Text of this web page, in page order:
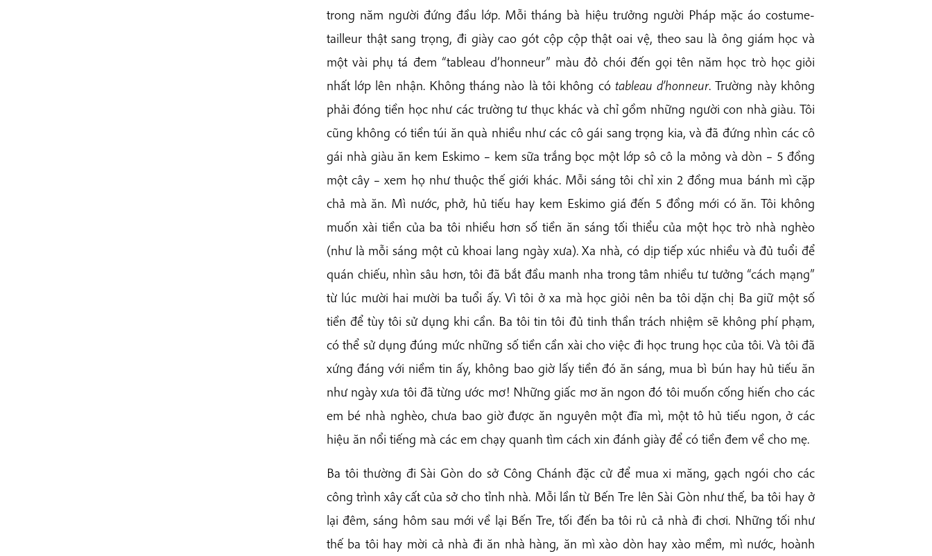
trong năm người đứng đầu lớp. Mỗi tháng bà hiệu trưởng người Pháp mặc áo costume-
tailleur thật sang trọng, đi giày cao gót cộp cộp thật oai vệ, theo sau là ông giám học và
một vài phụ tá đem “tableau d’honneur” màu đỏ chói đến gọi tên năm học trò học giỏi
nhất lớp lên nhận. Không tháng nào là tôi không cótableau d’honneur. Trường này không
phải đóng tiền học như các trường tư thục khác và chỉ gồm những người con nhà giàu. Tôi
cũng không có tiền túi ăn quà nhiều như các cô gái sang trọng kia, và đã đứng nhìn các cô
gái nhà giàu ăn kem Eskimo – kem sữa trắng bọc một lớp sô cô la mỏng và dòn – 5 đồng
một cây – xem họ như thuộc thế giới khác. Mỗi sáng tôi chỉ xin 2 đồng mua bánh mì cặp
chả mà ăn. Mì nước, phở, hủ tiếu hay kem Eskimo giá đến 5 đồng mới có ăn. Tôi không
muốn xài tiền của ba tôi nhiều hơn số tiền ăn sáng tối thiểu của một học trò nhà nghèo
(như là mỗi sáng một củ khoai lang ngày xưa). Xa nhà, có dịp tiếp xúc nhiều và đủ tuổi để
quán chiếu, nhìn sâu hơn, tôi đã bắt đầu manh nha trong tâm nhiều tư tưởng “cách mạng”
từ lúc mười hai mười ba tuổi ấy. Vì tôi ở xa mà học giỏi nên ba tôi dặn chị Ba giữ một số
tiền để tùy tôi sử dụng khi cần. Ba tôi tin tôi đủ tinh thần trách nhiệm sẽ không phí phạm,
có thể sử dụng đúng mức những số tiền cần xài cho việc đi học trung học của tôi. Và tôi đã
xứng đáng với niềm tin ấy, không bao giờ lấy tiền đó ăn sáng, mua bì bún hay hủ tiếu ăn
như ngày xưa tôi đã từng ước mơ! Những giấc mơ ăn ngon đó tôi muốn cống hiến cho các
em bé nhà nghèo, chưa bao giờ được ăn nguyên một đĩa mì, một tô hủ tiếu ngon, ở các
hiệu ăn nổi tiếng mà các em chạy quanh tìm cách xin đánh giày để có tiền đem về cho mẹ.
Ba tôi thường đi Sài Gòn do sở Công Chánh đặc cử để mua xi măng, gạch ngói cho các
công trình xâycất của sở cho tỉnh nhà. Mỗi lần từ Bến Tre lên Sài Gòn như thế, ba tôi hay ở
lại đêm, sáng hôm sau mới về lại Bến Tre, tối đến ba tôi rủ cả nhà đi chơi. Những tối như
thế ba tôi hay mời cả nhà đi ăn nhà hàng, ăn mì xào dòn hay xào mềm, mì nước, hoành